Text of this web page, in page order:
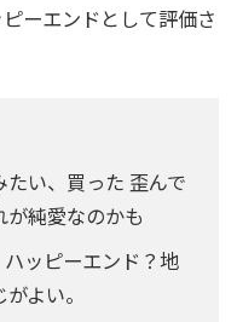
ーエンドとして評価さ
い、買った 歪んで
純愛なのかも
ピーエンド？地
よい。